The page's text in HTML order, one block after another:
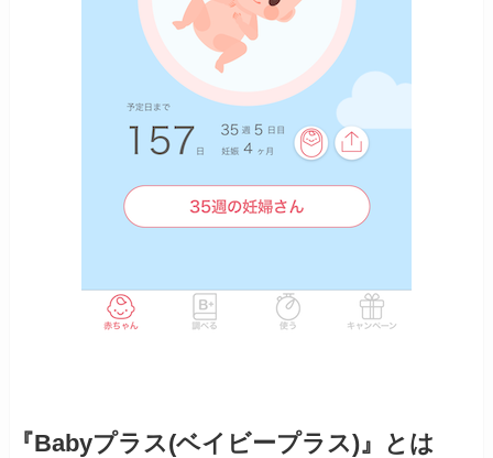
『Babyプラス(ベイビープラス)』とは